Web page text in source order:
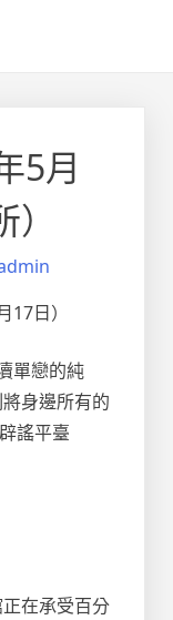
5月
日）
單戀的純
身邊所有的
謠平臺
在承受百分